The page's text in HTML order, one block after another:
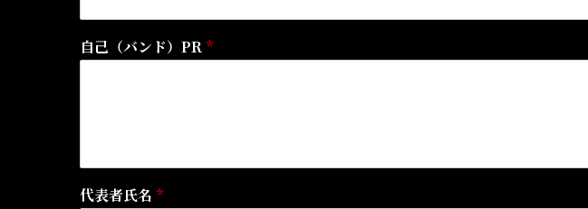
自己（バンド）PR *
代表者氏名 *